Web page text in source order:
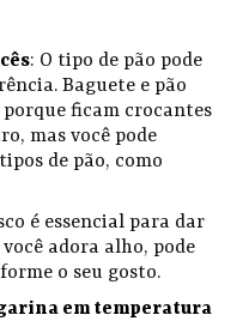
: O tipo de pão pode
Baguete e pão
ficam crocantes
mas você pode
de pão, como
é essencial para dar
adora alho, pode
o seu gosto.
em temperatura